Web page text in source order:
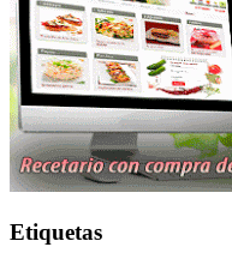
Etiquetas